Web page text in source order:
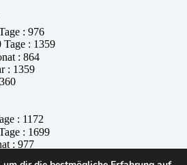
: 976
Tage : 1359
: 864
: 1359
: 1172
: 1699
: 977